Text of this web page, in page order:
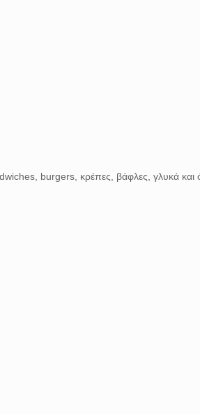
burgers, κρέπες, βάφλες, γλυκά και